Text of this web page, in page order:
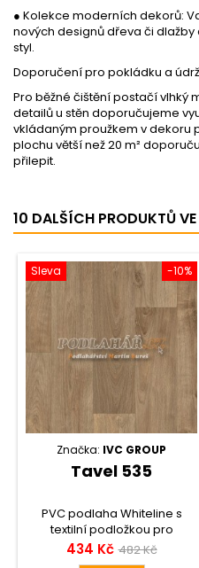
● Kolekce moderních dekorů:
nových designů dřeva či
styl.
Doporučení pro pokládku a
Pro běžné čištění postačí vlhký
detailů u stěn doporučujeme
vkládaným proužkem v dekoru
plochu větší než 20 m²
přilepit.
10 DALŠÍCH PRODUKTŮ
-10%
Sleva
Značka: IVC GROUP
Tavel 535
PVC podlaha Whiteline s
textilní podložkou pro
dokonalý komfort. Nášlapná
vrstva 0,4 mm, snadná
Cena
434 Kč Běžná
482 Kč